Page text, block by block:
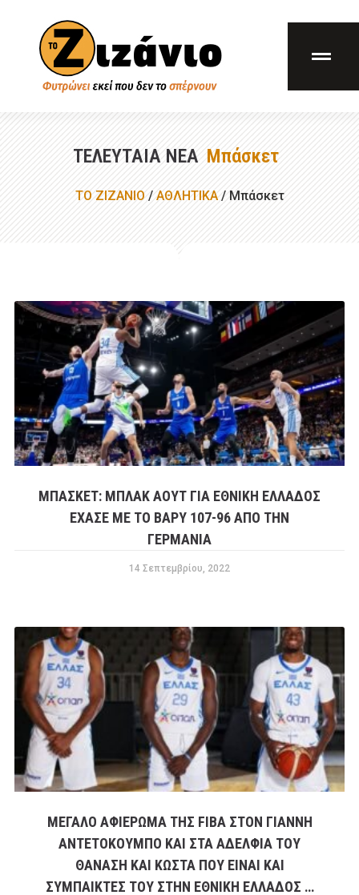
ΤΕΛΕΥΤΑΊΑ ΝΈΑ Μπάσκετ
ΤΟ ΖΙΖΑΝΙΟ / ΑΘΛΗΤΙΚΑ/ Μπάσκετ
ΜΠΑΣΚΕΤ: ΜΠΛΑΚ ΑΟΥΤ ΓΙΑ ΕΘΝΙΚΗ ΕΛΛΑΔΟΣ
ΕΧΑΣΕ ΜΕ ΤΟ ΒΑΡΥ 107-96 ΑΠΟ ΤΗΝ
ΓΕΡΜΑΝΙΑ
14 Σεπτεμβρίου, 2022
ΜΕΓΑΛΟ ΑΦΙΕΡΩΜΑ ΤΗΣ FIBA ΣΤΟΝ ΓΙΑΝΝΗ
ΑΝΤΕΤΟΚΟΥΜΠΟ ΚΑΙ ΣΤΑ ΑΔΕΛΦΙΑ ΤΟΥ
ΘΑΝΑΣΗ ΚΑΙ ΚΩΣΤΑ ΠΟΥ ΕΙΝΑΙ ΚΑΙ
ΣΥΜΠΑΙΚΤΕΣ ΤΟΥ ΣΤΗΝ ΕΘΝΙΚΗ ΕΛΛΑΔΟΣ …